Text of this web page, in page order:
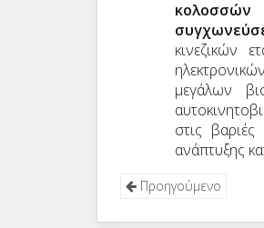
κινεζικών
μεγάλων
στις
ανάπτυξης
Προηγούμενο